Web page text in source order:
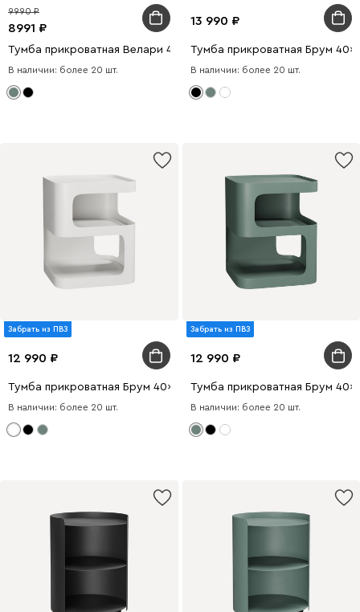
8991
9990
Тумба прикроватная Велари 40x50 Зеленый
В наличии: более 20 шт.
13 990
Тумба прикроватная Брум
В наличии: более 20 шт.
Забрать из ПВЗ
12 990
Тумба прикроватная Брум 40x50 Белый
В наличии: более 20 шт.
Забрать из ПВЗ
12 990
Тумба прикроватная Брум
В наличии: более 20 шт.